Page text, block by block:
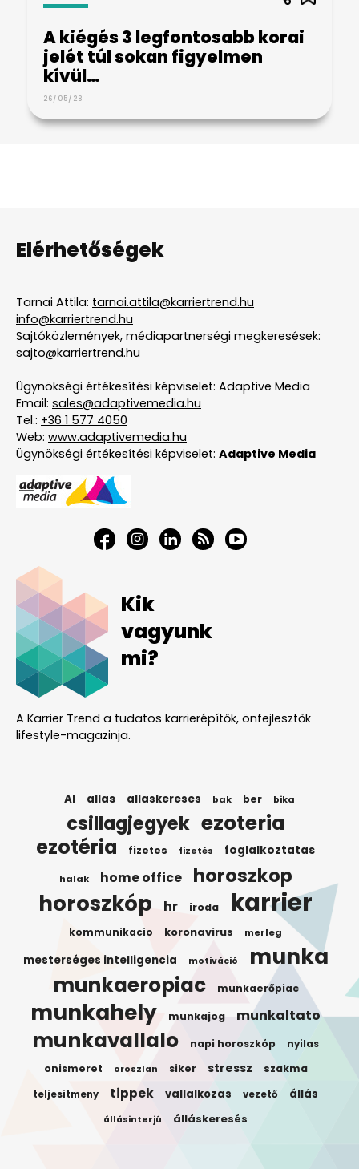
A kiégés 3 legfontosabb korai
jelét túl sokan figyelmen
kívül…
26/05/28
Elérhetőségek
Tarnai Attila: tarnai.attila@karriertrend.hu
info@karriertrend.hu
Sajtóközlemények, médiapartnerségi megkeresések:
sajto@karriertrend.hu
Ügynökségi értékesítési képviselet: Adaptive Media
Email: sales@adaptivemedia.hu
Tel.: +36 1 577 4050
Web: www.adaptivemedia.hu
Ügynökségi értékesítési képviselet: Adaptive Media
Kik
vagyunk
mi?
A Karrier Trend a tudatos karrierépítők, önfejlesztők
lifestyle-magazinja.
AI allas allaskereses bak ber bika
csillagjegyek ezoteria
ezotéria fizetes fizetés foglalkoztatas
halak home office horoszkop
horoszkóp hr iroda karrier
kommunikacio koronavirus merleg
mesterséges intelligencia motiváció munka
munkaeropiac munkaerőpiac
munkahely munkajog munkaltato
munkavallalo napi horoszkóp nyilas
onismeret oroszlan siker stressz szakma
teljesitmeny tippek vallalkozas vezető állás
állásinterjú álláskeresés